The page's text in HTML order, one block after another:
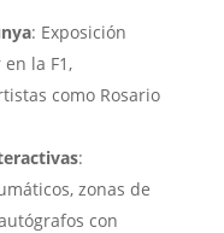
: Exposición
la F1,
como Rosario
:
zonas de
con